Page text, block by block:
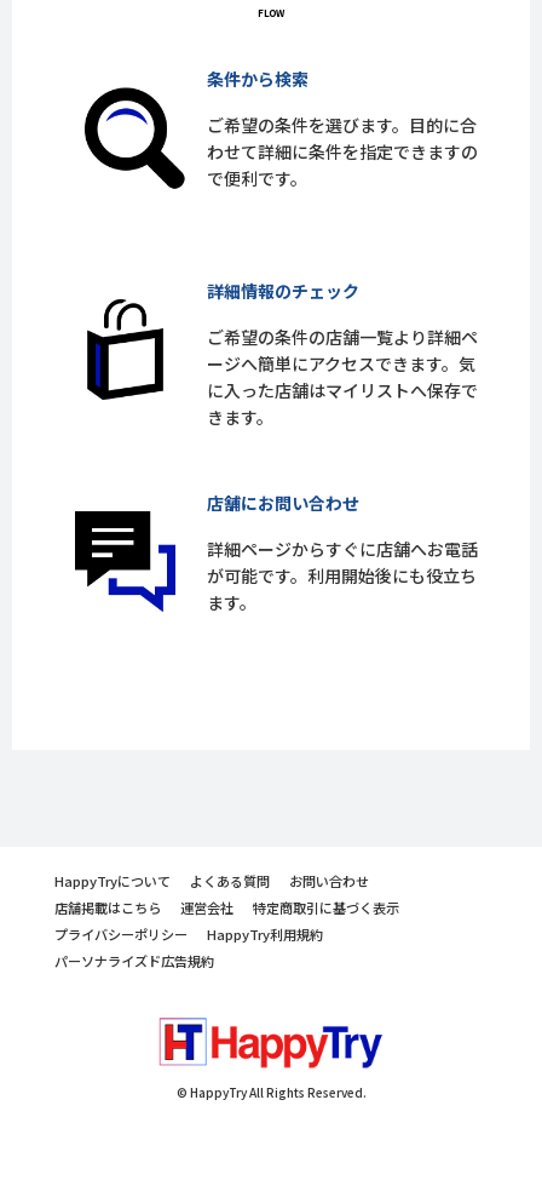
条件から検索
ご希望の条件を選びます。目的に合
わせて詳細に条件を指定できますの
で便利です。
詳細情報のチェック
ご希望の条件の店舗一覧より詳細ペ
ージへ簡単にアクセスできます。気
に入った店舗はマイリストへ保存で
きます。
店舗にお問い合わせ
詳細ページからすぐに店舗へお電話
が可能です。利用開始後にも役立ち
ます。
HappyTryについて よくある質問
お問い合わせ
店舗掲載はこちら
運営会社
特定商取引に基づく表示
プライバシーポリシー
HappyTry利用規約
パーソナライズド広告規約
© HappyTry All Rights Reserved.